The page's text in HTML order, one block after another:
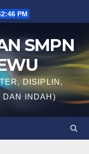
PM
SMPN
DISIPLIN,
DAN INDAH)